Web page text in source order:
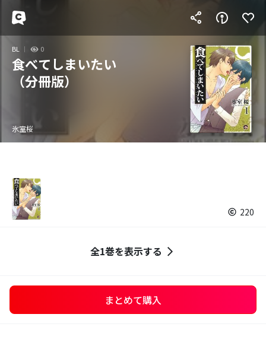
BL 0
食べてしまいたい
（分冊版）
氷室桜
220
全1巻を表示する
まとめて購入